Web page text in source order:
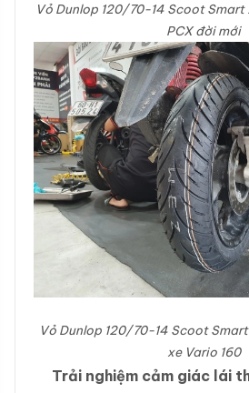
Vỏ Dunlop 120/70-14 Scoot
PCX đời mới
Vỏ Dunlop 120/70-14 Scoot
xe Vario 160
Trải nghiệm cảm giác lái